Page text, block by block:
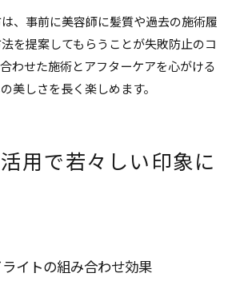
、事前に美容師に髪質や過去の施術履
を提案してもらうことが失敗防止のコ
わせた施術とアフターケアを心がける
美しさを長く楽しめます。
用で若々しい印象に
イトの組み合わせ効果